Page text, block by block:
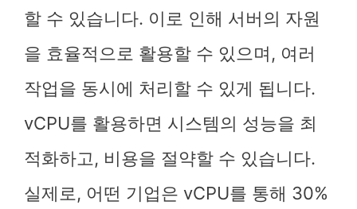
할 수 있습니다. 이로 인해 서버의 자원
을 효율적으로 활용할 수 있으며, 여러
작업을 동시에 처리할 수 있게 됩니다.
vCPU를 활용하면 시스템의 성능을 최
적화하고, 비용을 절약할 수 있습니다.
실제로, 어떤 기업은 vCPU를 통해 30%